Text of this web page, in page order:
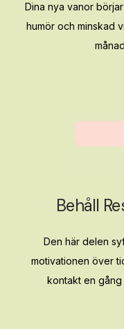
Dina nya vanor
humör och minskad
Behåll
Den här delen
motivationen över
kontakt en